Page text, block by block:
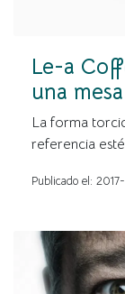
Le-a
una
La forma
referencia
Publicado el: